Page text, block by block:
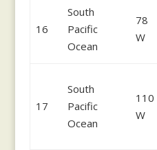
16
South
Pacific
Ocean
78
W
17
South
Pacific
Ocean
110
W